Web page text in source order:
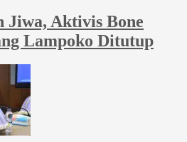
Jiwa, Aktivis Bone
Lampoko Ditutup